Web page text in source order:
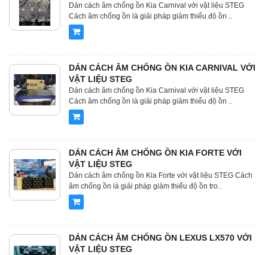
Dán cách âm chống ồn Kia Carnival với vật liệu STEG
Cách âm chống ồn là giải pháp giảm thiểu độ ồn ..
DÁN CÁCH ÂM CHỐNG ỒN KIA CARNIVAL VỚI
VẬT LIỆU STEG
Dán cách âm chống ồn Kia Carnival với vật liệu STEG
Cách âm chống ồn là giải pháp giảm thiểu độ ồn ..
DÁN CÁCH ÂM CHỐNG ỒN KIA FORTE VỚI
VẬT LIỆU STEG
Dán cách âm chống ồn Kia Forte với vật liệu STEG Cách
âm chống ồn là giải pháp giảm thiểu độ ồn tro..
DÁN CÁCH ÂM CHỐNG ỒN LEXUS LX570 VỚI
VẬT LIỆU STEG